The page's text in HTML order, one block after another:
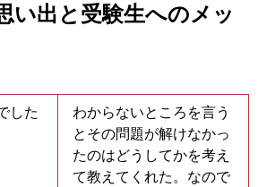
い出と受験生へのメッ
した
わからないところを言う
とその問題が解けなかっ
たのはどうしてかを考え
て教えてくれた。なので